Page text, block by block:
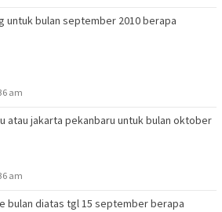
bulan september 2010 berapa
am
atau jakarta pekanbaru untuk bulan oktober
am
bulan diatas tgl 15 september berapa